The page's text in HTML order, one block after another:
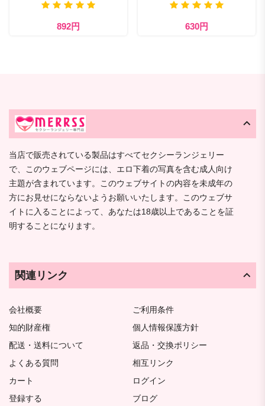
892円 630円
当店で販売されている製品はすべてセクシーランジェリー
で、このウェブページには、エロ下着の写真を含む成人向け
主題が含まれています。このウェブサイトの内容を未成年の
方にお見せにならないようお願いいたします。このウェブサ
イトに入ることによって、あなたは18歳以上であることを証
明することになります。
関連リンク
会社概要
ご利用条件
知的財産権
個人情報保護方針
配送・送料について
返品・交換ポリシー
よくある質問
相互リンク
カート
ログイン
登録する
ブログ